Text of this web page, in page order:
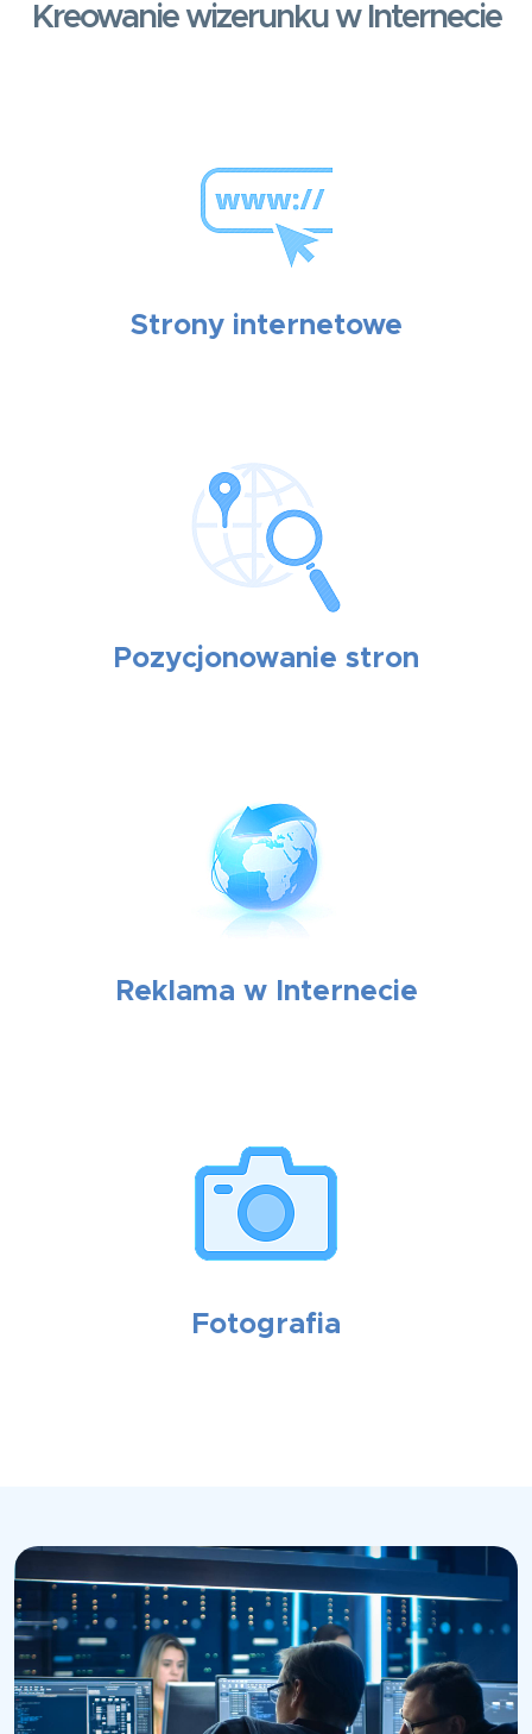
Kreowanie wizerunku w Internecie
Strony internetowe
Pozycjonowanie stron
Reklama w Internecie
Fotografia